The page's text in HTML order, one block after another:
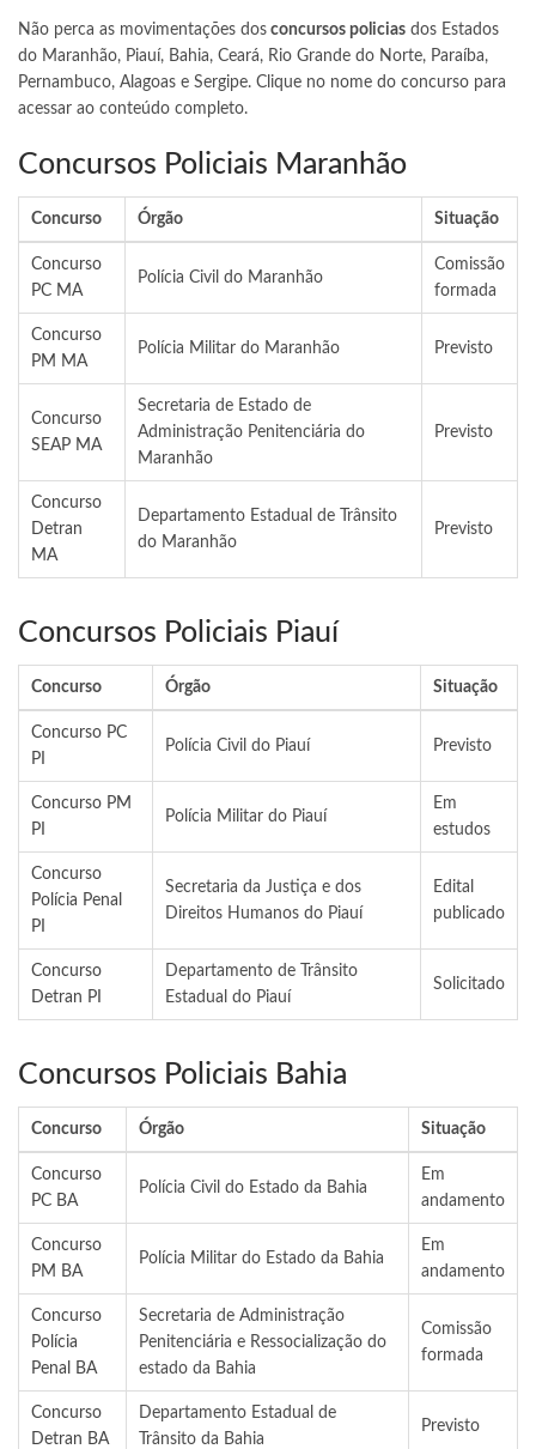
Não perca as movimentações dos concursos policias dos Estados
do Maranhão, Piauí, Bahia, Ceará, Rio Grande do Norte, Paraíba,
Pernambuco, Alagoas e Sergipe. Clique no nome do concurso para
acessar ao conteúdo completo.
Concursos Policiais Maranhão
Concurso Órgão Situação
Concurso
PC MA
Polícia Civil do Maranhão
Comissão
formada
Concurso
PM MA
Polícia Militar do Maranhão Previsto
Concurso
SEAP MA
Secretaria de Estado de
Administração Penitenciária do
Maranhão
Previsto
Concurso
Detran
MA
Departamento Estadual de Trânsito
do Maranhão
Previsto
Concursos Policiais Piauí
Concurso Órgão Situação
Concurso PC
PI
Polícia Civil do Piauí Previsto
Concurso PM
PI
Polícia Militar do Piauí
Em
estudos
Concurso
Polícia Penal
PI
Secretaria da Justiça e dos
Direitos Humanos do Piauí
Edital
publicado
Concurso
Detran PI
Departamento de Trânsito
Estadual do Piauí
Solicitado
Concursos Policiais Bahia
Concurso Órgão Situação
Concurso
PC BA
Polícia Civil do Estado da Bahia
Em
andamento
Concurso
PM BA
Polícia Militar do Estado da Bahia
Em
andamento
Concurso
Polícia
Penal BA
Secretaria de Administração
Penitenciária e Ressocialização do
estado da Bahia
Comissão
formada
Concurso
Detran BA
Departamento Estadual de
Trânsito da Bahia
Previsto